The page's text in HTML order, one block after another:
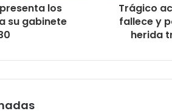
los
su gabinete
Trágico
fallece y
herida